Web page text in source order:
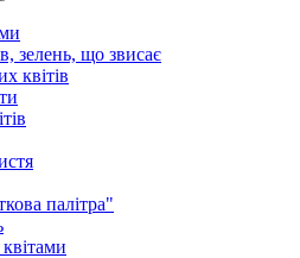
зелень, що звисає
квітів
палітра"